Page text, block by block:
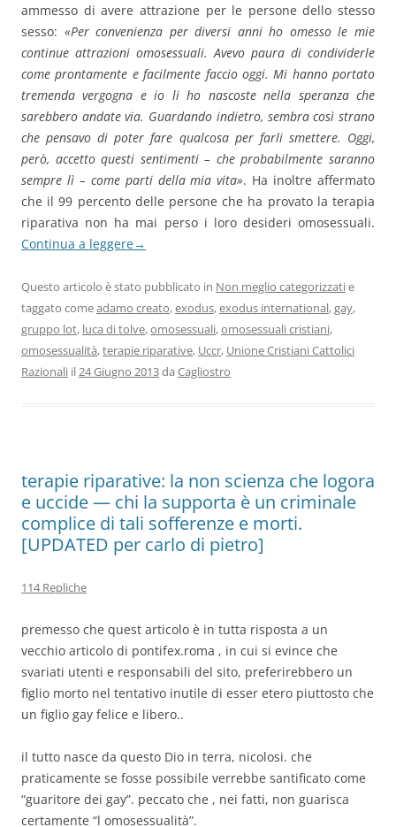
ammesso di avere attrazione per le persone dello stesso
sesso: «Per convenienza per diversi anni ho omesso le mie
continue attrazioni omosessuali. Avevo paura di condividerle
come prontamente e facilmente faccio oggi. Mi hanno portato
tremenda vergogna e io li ho nascoste nella speranza che
sarebbero andate via. Guardando indietro, sembra così strano
che pensavo di poter fare qualcosa per farli smettere. Oggi,
però, accetto questi sentimenti – che probabilmente saranno
sempre lì – come parti della mia vita». Ha inoltre affermato
che il 99 percento delle persone che ha provato la terapia
riparativa non ha mai perso i loro desideri omosessuali.
Continua a leggere→
Questo articolo è stato pubblicato in Non meglio categorizzatie
taggato comeadamo creato,exodus,exodus international,gay,
gruppo lot, luca di tolve,omosessuali,omosessuali cristiani,
omosessualità,terapie riparative, Uccr, Unione Cristiani Cattolici
Razionali il24 Giugno 2013da Cagliostro
terapie riparative: la non scienza che logora
e uccide — chi la supporta è un criminale
complice di tali sofferenze e morti.
[UPDATED per carlo di pietro]
114 Repliche
premesso che quest articolo è in tutta risposta a un
vecchio articolo di pontifex.roma , in cui si evince che
svariati utenti e responsabili del sito, preferirebbero un
figlio morto nel tentativo inutile di esser etero piuttosto che
un figlio gay felice e libero..
il tutto nasce da questo Dio in terra, nicolosi. che
praticamente se fosse possibile verrebbe santificato come
“guaritore dei gay”. peccato che , nei fatti, non guarisca
certamente “l omosessualità”.